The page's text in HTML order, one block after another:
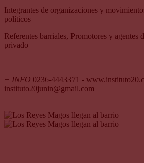
Integrantes de organizaciones y
políticos
Referentes barriales, Promotores y agentes
privado
+ INFO 0236-4443371 -
instituto20junin@gmail.com